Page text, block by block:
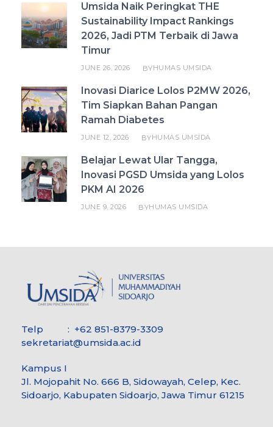
Umsida Naik Peringkat THE
Sustainability Impact Rankings
2026, Jadi PTM Terbaik di Jawa
Timur
JUNE 26, 2026 BYHUMAS UMSIDA
Inovasi Diarice Lolos P2MW 2026,
Tim Siapkan Bahan Pangan
Ramah Diabetes
JUNE 12, 2026 BYHUMAS UMSIDA
Belajar Lewat Ular Tangga,
Inovasi PGSD Umsida yang Lolos
PKM AI 2026
JUNE 9, 2026 BYHUMAS UMSIDA
Telp : +62 851-8379-3309
sekretariat@umsida.ac.id
Kampus I
Jl. Mojopahit No. 666 B, Sidowayah, Celep, Kec.
Sidoarjo, Kabupaten Sidoarjo, Jawa Timur 61215